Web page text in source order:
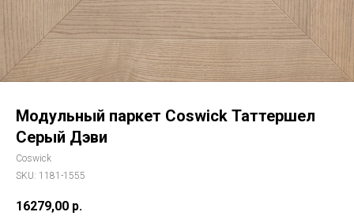
Модульный паркет Coswick Таттершел
Серый Дэви
Coswick
SKU: 1181-1555
16279,00 р.